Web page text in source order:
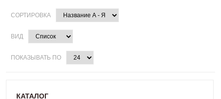
СОРТИРОВКА
ВИД
ПОКАЗЫВАТЬ ПО
КАТАЛОГ